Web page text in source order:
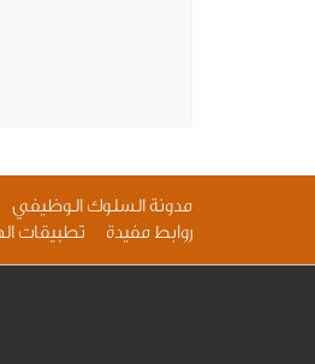
مدونة السلوك الوظيفي
روابط مفيدة
تطبيقات